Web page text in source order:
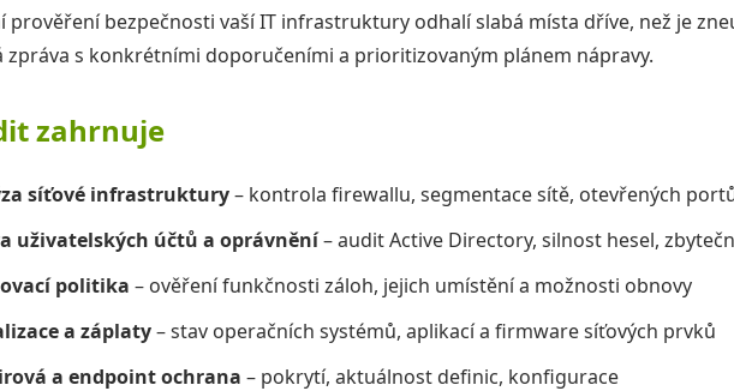
prověření bezpečnosti vaší IT infrastruktury odhalí slabá místa dříve, než je
zpráva s konkrétními doporučeními a prioritizovaným plánem nápravy.
zahrnuje
síťové infrastruktury– kontrola firewallu, segmentace sítě, otevřených
uživatelských účtů a oprávnění– audit Active Directory, silnost hesel,
politika – ověření funkčnosti záloh, jejich umístění a možnosti obnovy
a záplaty– stav operačních systémů, aplikací a firmware síťových prvků
a endpoint ochrana – pokrytí, aktuálnost definic, konfigurace